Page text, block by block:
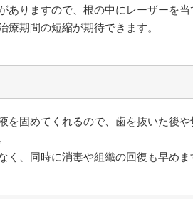
ありますので、根の中にレーザーを
療期間の短縮が期待できます。
を固めてくれるので、歯を抜いた後
く、同時に消毒や組織の回復も早めま